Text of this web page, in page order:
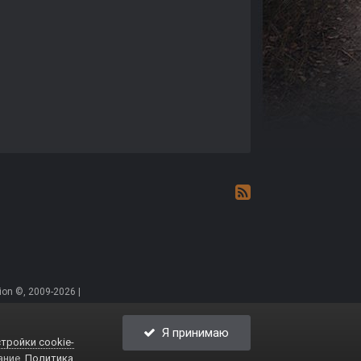
©, 2009-2026 |
cookie-
Политика
Я принимаю